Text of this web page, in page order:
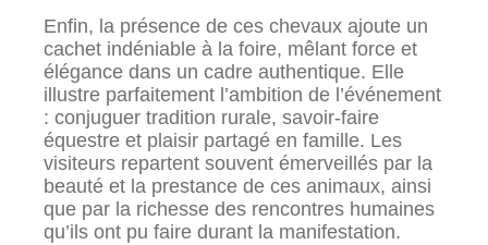
Enfin, la présence de ces chevaux ajoute un
cachet indéniable à la foire, mêlant force et
élégance dans un cadre authentique. Elle
illustre parfaitement l’ambition de l’événement
: conjuguer tradition rurale, savoir-faire
équestre et plaisir partagé en famille. Les
visiteurs repartent souvent émerveillés par la
beauté et la prestance de ces animaux, ainsi
que par la richesse des rencontres humaines
qu’ils ont pu faire durant la manifestation.